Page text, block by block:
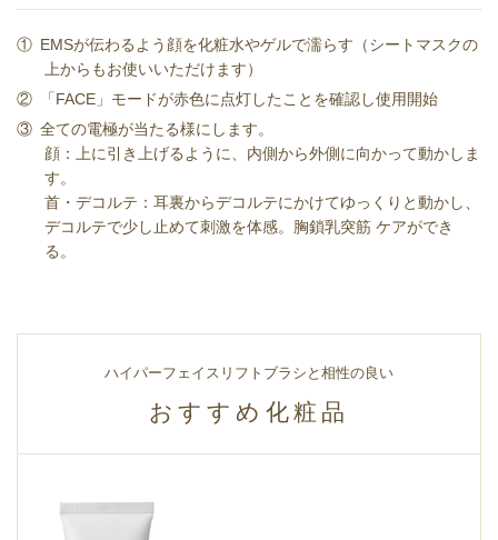
① EMSが伝わるよう顔を化粧⽔やゲルで濡らす（シートマスクの
上からもお使いいただけます）
②
「FACE」モードが⾚⾊に点灯したことを確認し使⽤開始
③ 全ての電極が当たる様にします。
顔：上に引き上げるように、内側から外側に向かって動かしま
す。
首・デコルテ：耳裏からデコルテにかけてゆっくりと動かし、
デコルテで少し止めて刺激を体感。胸鎖乳突筋 ケアができ
る。
ハイパーフェイスリフトブラシと相性の良い
おすすめ化粧品